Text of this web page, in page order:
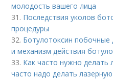
молодость вашего лица
31. Последствия уколов
процедуры
32. Ботулотоксин побочные
и механизм действия
33. Как часто нужно делать
часто надо делать